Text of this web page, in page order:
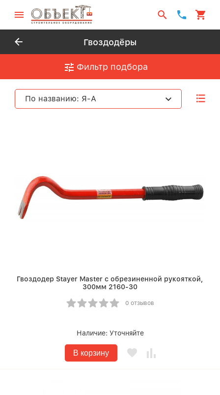
Гвоздодёры
Фильтр подбора
По названию: Я-А
Гвоздодер Stayer Master с обрезиненной рукояткой,
300мм 2160-30
0 отзывов
Наличие: Уточняйте
В корзину